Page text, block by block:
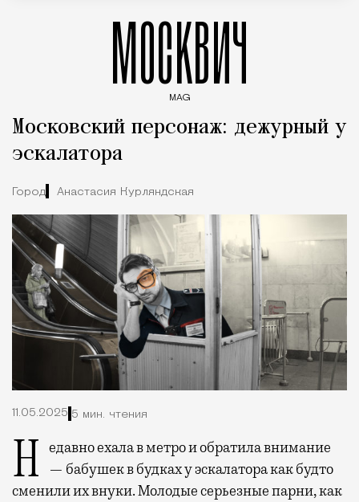
МОСКВИЧ
MAG
Московский персонаж: дежурный у
эскалатора
Город Анастасия Курляндская
11.05.2025 5 мин. чтения
Недавно ехала в метро и обратила внимание
— бабушек в будках у эскалатора как будто
сменили их внуки. Молодые серьезные парни, как